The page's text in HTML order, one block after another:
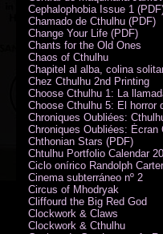
Cephalophobia Issue 1
Chamado de Cthulhu (PDF)
Change Your Life (PDF)
Chants for the Old Ones
Chaos of Cthulhu
Chapitel al alba, colina
Chez Cthulhu 2nd Printing
Choose Cthulhu 1: La
Choose Cthulhu 5: El horror
Chroniques Oubliées:
Chroniques Oubliées: Écran
Chthonian Stars (PDF)
Chtulhu Portfolio Calendar
Ciclo onírico Randolph Carter
Cinema subterráneo nº 2
Circus of Mhodryak
Cliffourd the Big Red God
Clockwork & Claws
Clockwork & Cthulhu